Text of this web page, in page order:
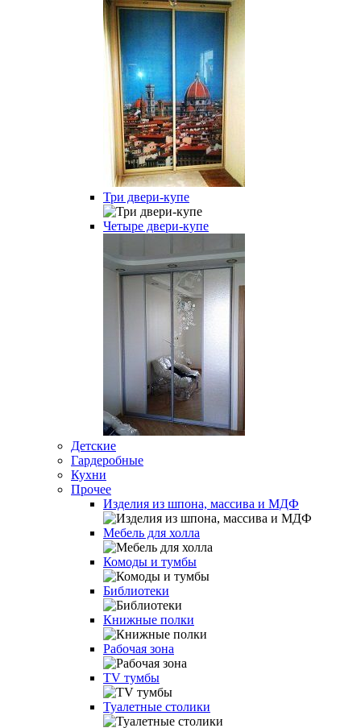
Три двери-купе
Четыре двери-купе
Детские
Гардеробные
Кухни
Прочее
Изделия из шпона, массива и МДФ
Мебель для холла
Комоды и тумбы
Библиотеки
Книжные полки
Рабочая зона
TV тумбы
Туалетные столики